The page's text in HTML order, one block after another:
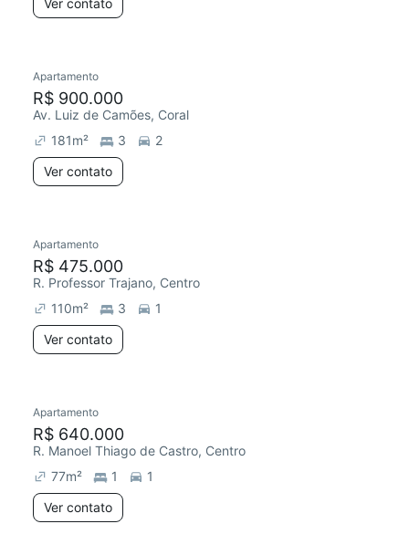
Ver contato
Apartamento
R$ 900.000
Av. Luiz de Camões, Coral
181m² 3
2
Ver contato
Apartamento
R$ 475.000
R. Professor Trajano, Centro
110m² 3
1
Ver contato
Apartamento
R$ 640.000
R. Manoel Thiago de Castro, Centro
77m² 1
1
Ver contato